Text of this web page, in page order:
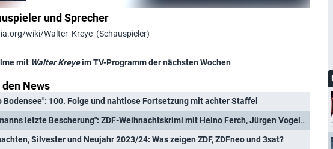
und Sprecher
wiki/Walter_Kreye_(Schauspieler)
mit Walter Kreyeim TV-Programm der nächsten Wochen
News
Bodensee": 100. Folge und nahtlose Fortsetzung mit achter Staffel
"Dahlmanns letzte Bescherung": ZDF-Weihnachtskrimi mit Heino Ferch, Jürgen Vogel und Anja Kling
Silvester und Neujahr 2023/24: Was zeigen ZDF, ZDFneo und 3sat?